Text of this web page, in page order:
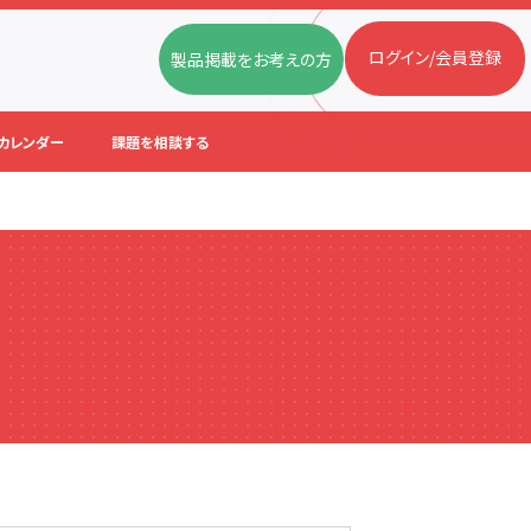
製品掲載をお考えの方 ログイン/会員登録
レンダー 課題を相談する